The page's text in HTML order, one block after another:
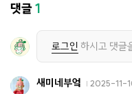
댓글1
로그인 하시고 댓글
새미네부엌 2025-11-